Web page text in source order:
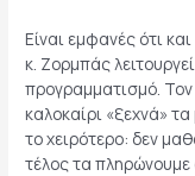
Είναι εμφανές ότι
κ. Ζορμπάς
προγραμματισμό. Τον
καλοκαίρι «ξεχνά»
το χειρότερο: δεν
τέλος τα πληρώνουμε